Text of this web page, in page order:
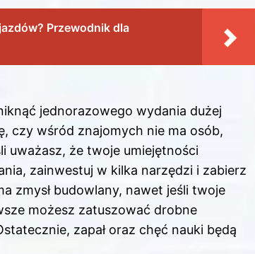
Przewodnik dla
jednorazowego wydania dużej
czy wśród znajomych nie ma osób,
uważasz, że twoje umiejętności
zainwestuj w kilka narzędzi i zabierz
zmysł budowlany, nawet jeśli twoje
możesz zatuszować drobne
zapał oraz chęć nauki będą